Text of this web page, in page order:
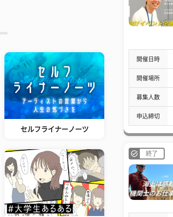
セルフライナーノーツ
開催日時
開催場所
募集人数
申込締切
終了